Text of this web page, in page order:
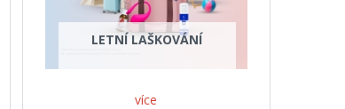
LETNÍ LAŠKOVÁNÍ
více